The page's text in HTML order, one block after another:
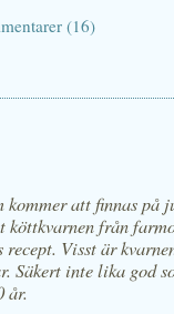
(16)
kommer att finnas på
köttkvarnen från
Visst är
Säkert inte lika god
år.